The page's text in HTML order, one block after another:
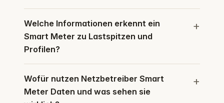
Welche Informationen erkennt ein
Smart Meter zu Lastspitzen und
Profilen?
Wofür nutzen Netzbetreiber Smart
Meter Daten und was sehen sie